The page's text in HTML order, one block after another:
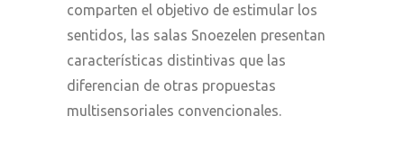
comparten el objetivo de estimular los
sentidos, las salas Snoezelen presentan
características distintivas que las
diferencian de otras propuestas
multisensoriales convencionales.